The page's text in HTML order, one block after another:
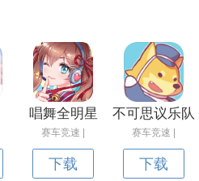
唱舞全明星
赛车竞速 |
下载
不可思议乐队
赛车竞速 |
下载